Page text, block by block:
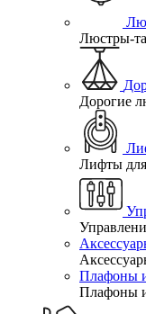
Люстры-
Дорогие
Лифты
Плафоны
Плафоны